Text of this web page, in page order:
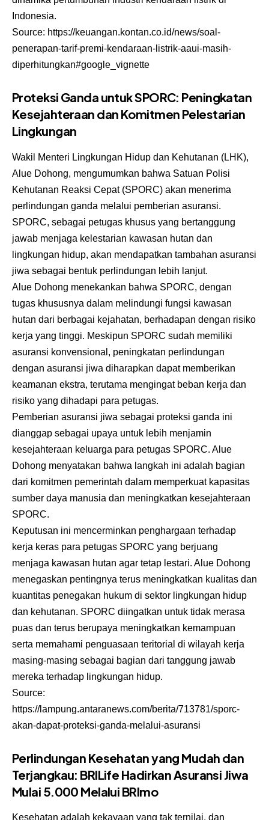
Indonesia.
Source: https://keuangan.kontan.co.id/news/soal-
penerapan-tarif-premi-kendaraan-listrik-aaui-masih-
diperhitungkan#google_vignette
Proteksi Ganda untuk SPORC: Peningkatan
Kesejahteraan dan Komitmen Pelestarian
Lingkungan
Wakil Menteri Lingkungan Hidup dan Kehutanan (LHK),
Alue Dohong, mengumumkan bahwa Satuan Polisi
Kehutanan Reaksi Cepat (SPORC) akan menerima
perlindungan ganda melalui pemberian asuransi.
SPORC, sebagai petugas khusus yang bertanggung
jawab menjaga kelestarian kawasan hutan dan
lingkungan hidup, akan mendapatkan tambahan asuransi
jiwa sebagai bentuk perlindungan lebih lanjut.
Alue Dohong menekankan bahwa SPORC, dengan
tugas khususnya dalam melindungi fungsi kawasan
hutan dari berbagai kejahatan, berhadapan dengan risiko
kerja yang tinggi. Meskipun SPORC sudah memiliki
asuransi konvensional, peningkatan perlindungan
dengan asuransi jiwa diharapkan dapat memberikan
keamanan ekstra, terutama mengingat beban kerja dan
risiko yang dihadapi para petugas.
Pemberian asuransi jiwa sebagai proteksi ganda ini
dianggap sebagai upaya untuk lebih menjamin
kesejahteraan keluarga para petugas SPORC. Alue
Dohong menyatakan bahwa langkah ini adalah bagian
dari komitmen pemerintah dalam memperkuat kapasitas
sumber daya manusia dan meningkatkan kesejahteraan
SPORC.
Keputusan ini mencerminkan penghargaan terhadap
kerja keras para petugas SPORC yang berjuang
menjaga kawasan hutan agar tetap lestari. Alue Dohong
menegaskan pentingnya terus meningkatkan kualitas dan
kuantitas penegakan hukum di sektor lingkungan hidup
dan kehutanan. SPORC diingatkan untuk tidak merasa
puas dan terus berupaya meningkatkan kemampuan
serta memahami penguasaan teritorial di wilayah kerja
masing-masing sebagai bagian dari tanggung jawab
mereka terhadap lingkungan hidup.
Source:
https://lampung.antaranews.com/berita/713781/sporc-
akan-dapat-proteksi-ganda-melalui-asuransi
Perlindungan Kesehatan yang Mudah dan
Terjangkau: BRILife Hadirkan Asuransi Jiwa
Mulai 5.000 Melalui BRImo
Kesehatan adalah kekayaan yang tak ternilai, dan